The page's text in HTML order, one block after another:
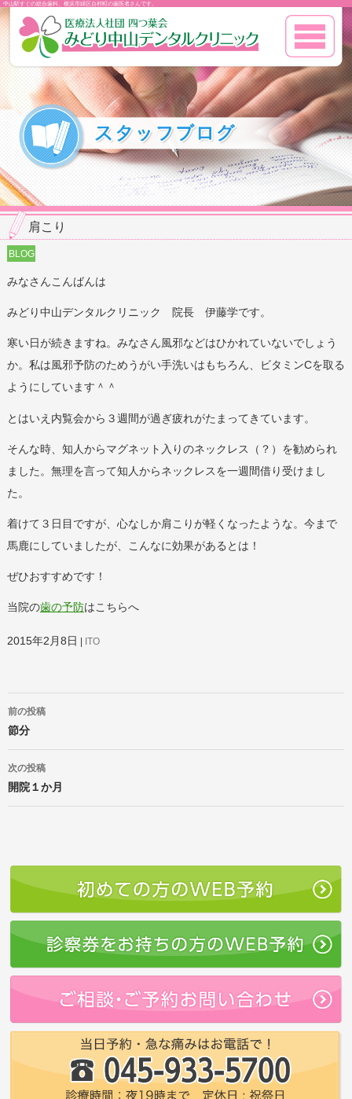
中山駅すぐの総合歯科、横浜市緑区台村町の歯医者さんです。
肩こり
BLOG
みなさんこんばんは
みどり中山デンタルクリニック 院長 伊藤学です。
寒い日が続きますね。みなさん風邪などはひかれていないでしょう
か。私は風邪予防のためうがい手洗いはもちろん、ビタミンCを取る
ようにしています＾＾
とはいえ内覧会から３週間が過ぎ疲れがたまってきています。
そんな時、知人からマグネット入りのネックレス（？）を勧められ
ました。無理を言って知人からネックレスを一週間借り受けまし
た。
着けて３日目ですが、心なしか肩こりが軽くなったような。今まで
馬鹿にしていましたが、こんなに効果があるとは！
ぜひおすすめです！
当院の歯の予防はこちらへ
2015年2月8日 ITO
稿
ナ
ー
シ
ョ
前の投稿
節分
次の投稿
開院１か月